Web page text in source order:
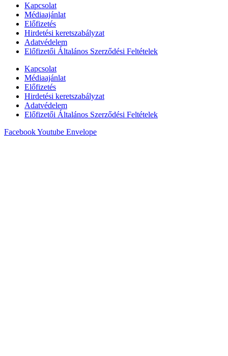
Kapcsolat
Médiaajánlat
Előfizetés
Hirdetési keretszabályzat
Adatvédelem
Előfizetői Általános Szerződési Feltételek
Kapcsolat
Médiaajánlat
Előfizetés
Hirdetési keretszabályzat
Adatvédelem
Előfizetői Általános Szerződési Feltételek
FacebookYoutube Envelope